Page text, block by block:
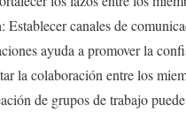
: Establecer canales de
ayuda a promover la
la colaboración entre los
de grupos de trabajo